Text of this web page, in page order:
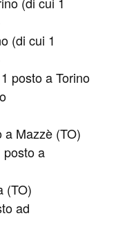
(di cui 1
posto a Torino
Mazzè (TO)
posto a
(TO)
ad